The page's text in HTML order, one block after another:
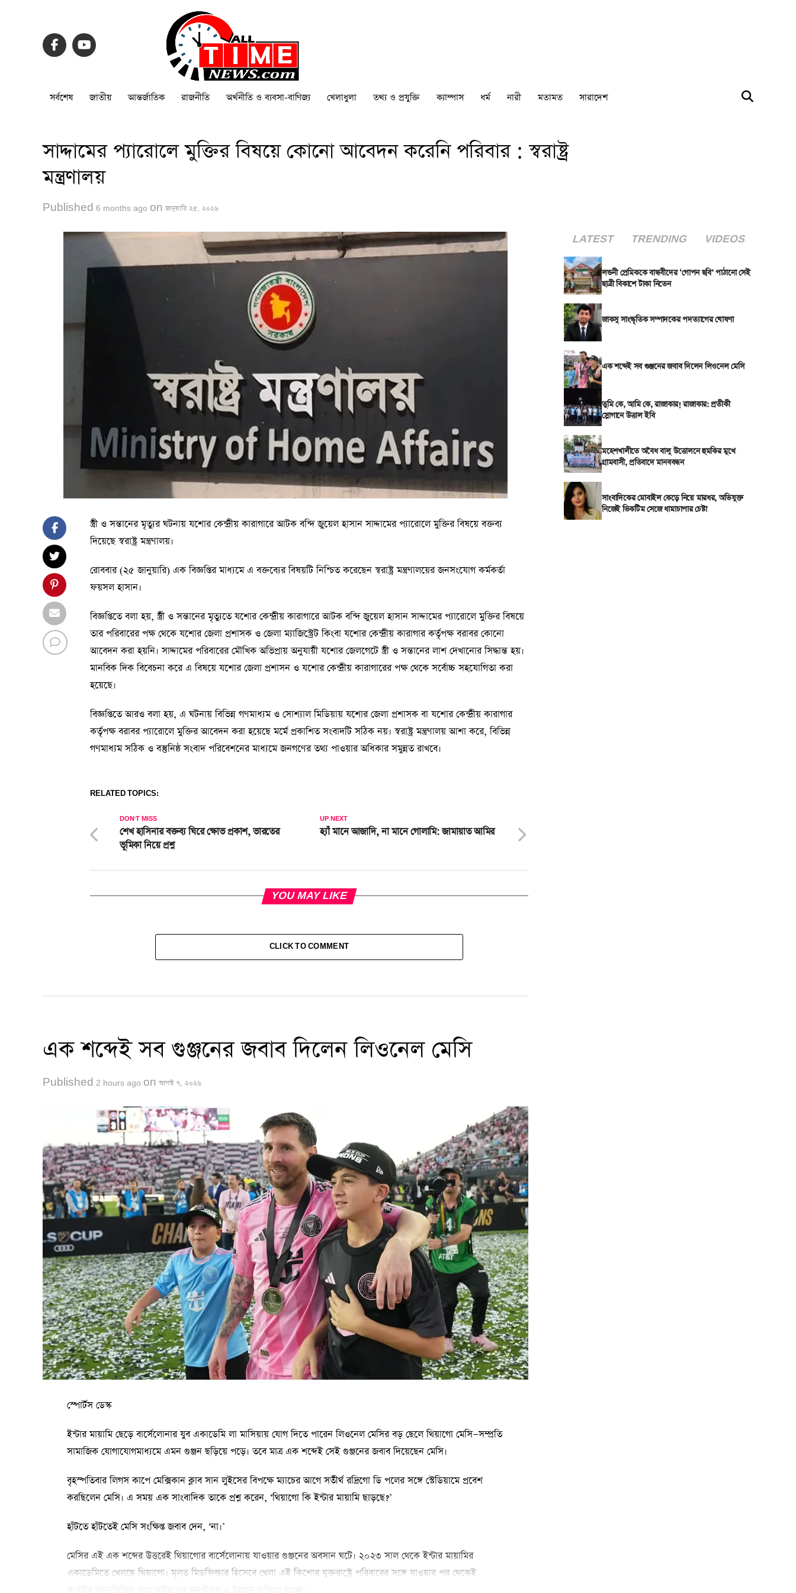
সর্বশেষ জাতীয় আন্তর্জাতিক রাজনীতি অর্থনীতি ও ব্যবসা-বাণিজ্য খেলাধুলা তথ্য ও প্রযুক্তি ক্যাম্পাস ধর্ম নারী মতামত সারাদেশ
সাদ্দামের প্যারোলে মুক্তির বিষয়ে কোনো আবেদন করেনি পরিবার : স্বরাষ্ট্র
মন্ত্রণালয়
Published 6 months ago on জানুয়ারি ২৫, ২০২৬
স্ত্রী ও সন্তানের মৃত্যুর ঘটনায় যশোর কেন্দ্রীয় কারাগারে আটক বন্দি জুয়েল হাসান সাদ্দামের প্যারোলে মুক্তির বিষয়ে বক্তব্য
দিয়েছে স্বরাষ্ট্র মন্ত্রণালয়।
রোববার (২৫ জানুয়ারি) এক বিজ্ঞপ্তির মাধ্যমে এ বক্তব্যের বিষয়টি নিশ্চিত করেছেন স্বরাষ্ট্র মন্ত্রণালয়ের জনসংযোগ কর্মকর্তা
ফয়সল হাসান।
বিজ্ঞপ্তিতে বলা হয়, স্ত্রী ও সন্তানের মৃত্যুতে যশোর কেন্দ্রীয় কারাগারে আটক বন্দি জুয়েল হাসান সাদ্দামের প্যারোলে মুক্তির বিষয়ে
তার পরিবারের পক্ষ থেকে যশোর জেলা প্রশাসক ও জেলা ম্যাজিস্ট্রেট কিংবা যশোর কেন্দ্রীয় কারাগার কর্তৃপক্ষ বরাবর কোনো
আবেদন করা হয়নি। সাদ্দামের পরিবারের মৌখিক অভিপ্রায় অনুযায়ী যশোর জেলগেটে স্ত্রী ও সন্তানের লাশ দেখানোর সিদ্ধান্ত হয়।
মানবিক দিক বিবেচনা করে এ বিষয়ে যশোর জেলা প্রশাসন ও যশোর কেন্দ্রীয় কারাগারের পক্ষ থেকে সর্বোচ্চ সহযোগিতা করা
হয়েছে।
বিজ্ঞপ্তিতে আরও বলা হয়, এ ঘটনায় বিভিন্ন গণমাধ্যম ও সোশ্যাল মিডিয়ায় যশোর জেলা প্রশাসক বা যশোর কেন্দ্রীয় কারাগার
কর্তৃপক্ষ বরাবর প্যারোলে মুক্তির আবেদন করা হয়েছে মর্মে প্রকাশিত সংবাদটি সঠিক নয়। স্বরাষ্ট্র মন্ত্রণালয় আশা করে, বিভিন্ন
গণমাধ্যম সঠিক ও বস্তুনিষ্ঠ সংবাদ পরিবেশনের মাধ্যমে জনগণের তথ্য পাওয়ার অধিকার সমুন্নত রাখবে।
RELATED TOPICS:
UP NEXT
হ্যাঁ মানে আজাদি, না মানে গোলামি: জামায়াত আমির
DON'T MISS
শেখ হাসিনার বক্তব্য ঘিরে ক্ষোভ প্রকাশ, ভারতের
ভূমিকা নিয়ে প্রশ্ন
YOU MAY LIKE
CLICK TO COMMENT
এক শব্দেই সব গুঞ্জনের জবাব দিলেন লিওনেল মেসি
Published 2 hours ago on আগস্ট ৭, ২০২৬
স্পোর্টস ডেস্ক
ইন্টার মায়ামি ছেড়ে বার্সেলোনার যুব একাডেমি লা মাসিয়ায় যোগ দিতে পারেন লিওনেল মেসির বড় ছেলে থিয়াগো মেসি—সম্প্রতি
সামাজিক যোগাযোগমাধ্যমে এমন গুঞ্জন ছড়িয়ে পড়ে। তবে মাত্র এক শব্দেই সেই গুঞ্জনের জবাব দিয়েছেন মেসি।
বৃহস্পতিবার লিগস কাপে মেক্সিকান ক্লাব সান লুইসের বিপক্ষে ম্যাচের আগে সতীর্থ রদ্রিগো ডি পলের সঙ্গে স্টেডিয়ামে প্রবেশ
করছিলেন মেসি। এ সময় এক সাংবাদিক তাকে প্রশ্ন করেন, ‘থিয়াগো কি ইন্টার মায়ামি ছাড়ছে?’
হাঁটতে হাঁটতেই মেসি সংক্ষিপ্ত জবাব দেন, ‘না।’
মেসির এই এক শব্দের উত্তরেই থিয়াগোর বার্সেলোনায় যাওয়ার গুঞ্জনের অবসান ঘটে। ২০২৩ সাল থেকে ইন্টার মায়ামির
একাডেমিতে খেলছে থিয়াগো। মূলত মিডফিল্ডার হিসেবে খেলা এই কিশোর যুক্তরাষ্ট্রে পরিবারের সঙ্গে যাওয়ার পর থেকেই
LATEST TRENDING VIDEOS
লন্ডনী প্রেমিককে বান্ধবীদের ‘গোপন ছবি’ পাঠানো সেই
ছাত্রী বিকাশে টাকা নিতেন
জাকসু সাংস্কৃতিক সম্পাদকের পদত্যাগের ঘোষণা
এক শব্দেই সব গুঞ্জনের জবাব দিলেন লিওনেল মেসি
তুমি কে, আমি কে, রাজাকার! রাজাকার: প্রতীকী
স্লোগানে উত্তাল ইবি
মহেশখালীতে অবৈধ বালু উত্তোলনে হুমকির মুখে
গ্রামবাসী, প্রতিবাদে মানববন্ধন
সাংবাদিকের মোবাইল কেড়ে নিয়ে মারধর, অভিযুক্ত
নিজেই ভিকটিম সেজে ধামাচাপার চেষ্টা